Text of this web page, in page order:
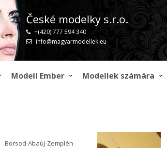
České modelky s.r.o.
+(420) 777 594 340
info@magyarmodellek.eu
Modell Ember Modellek számára
Borsod-Abaúj-Zemplén